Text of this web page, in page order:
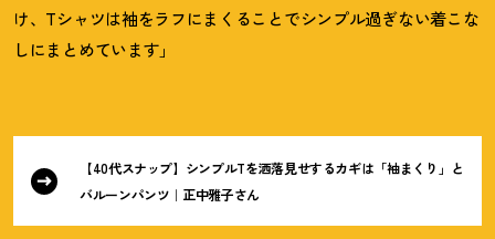
け、Tシャツは袖をラフにまくることでシンプル過ぎない着こな
しにまとめています」
【40代スナップ】シンプルTを洒落見せするカギは「袖まくり」と
バルーンパンツ｜正中雅子さん